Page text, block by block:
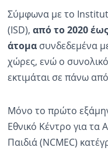
Σύμφωνα με το
(ISD), από το 2020
άτομασυνδεδεμένα
χώρες, ενώ ο
εκτιμάται σε πάνω
Μόνο το πρώτο
Εθνικό Κέντρο για τα
Παιδιά (NCMEC)